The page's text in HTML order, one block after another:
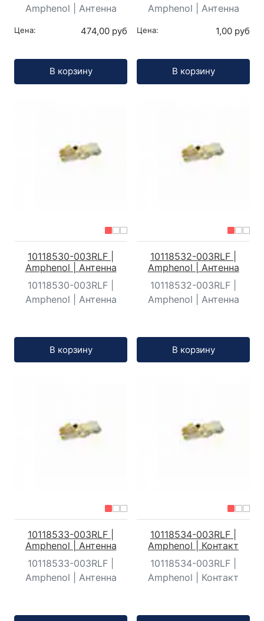
Amphenol | Антенна
Цена: 474,00 руб
В корзину
Amphenol | Антенна
Цена: 1,00 руб
В корзину
10118530-003RLF |
Amphenol | Антенна
10118530-003RLF |
Amphenol | Антенна
В корзину
10118532-003RLF |
Amphenol | Антенна
10118532-003RLF |
Amphenol | Антенна
В корзину
10118533-003RLF |
Amphenol | Антенна
10118533-003RLF |
Amphenol | Антенна
10118534-003RLF |
Amphenol | Контакт
10118534-003RLF |
Amphenol | Контакт